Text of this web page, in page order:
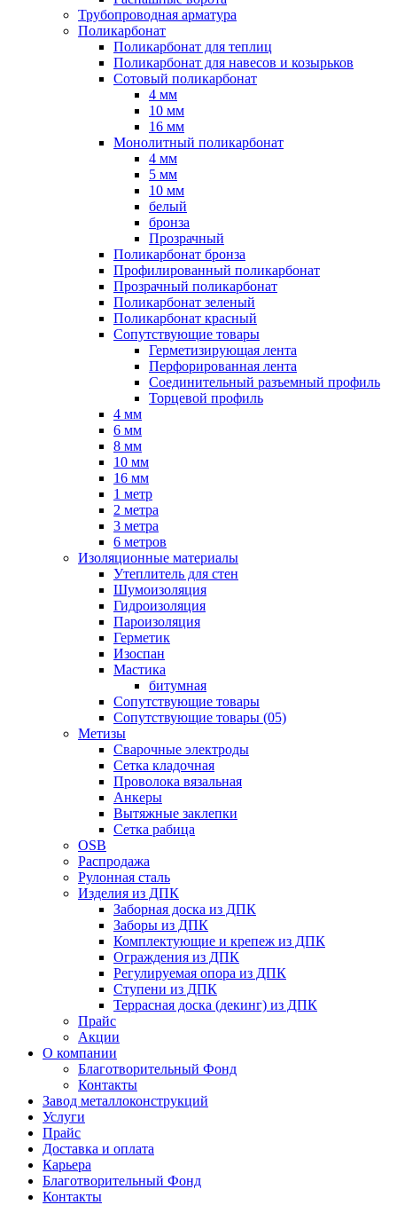
Трубопроводная арматура
Поликарбонат
Поликарбонат для теплиц
Поликарбонат для навесов и козырьков
Сотовый поликарбонат
4 мм
10 мм
16 мм
Монолитный поликарбонат
4 мм
5 мм
10 мм
белый
бронза
Прозрачный
Поликарбонат бронза
Профилированный поликарбонат
Прозрачный поликарбонат
Поликарбонат зеленый
Поликарбонат красный
Сопутствующие товары
Герметизирующая лента
Перфорированная лента
Соединительный разъемный профиль
Торцевой профиль
4 мм
6 мм
8 мм
10 мм
16 мм
1 метр
2 метра
3 метра
6 метров
Изоляционные материалы
Утеплитель для стен
Шумоизоляция
Гидроизоляция
Пароизоляция
Герметик
Изоспан
Мастика
битумная
Сопутствующие товары
Сопутствующие товары (05)
Метизы
Сварочные электроды
Сетка кладочная
Проволока вязальная
Анкеры
Вытяжные заклепки
Сетка рабица
OSB
Распродажа
Рулонная сталь
Изделия из ДПК
Заборная доска из ДПК
Заборы из ДПК
Комплектующие и крепеж из ДПК
Ограждения из ДПК
Регулируемая опора из ДПК
Ступени из ДПК
Террасная доска (декинг) из ДПК
Прайс
Акции
О компании
Благотворительный Фонд
Контакты
Завод металлоконструкций
Услуги
Прайс
Доставка и оплата
Карьера
Благотворительный Фонд
Контакты